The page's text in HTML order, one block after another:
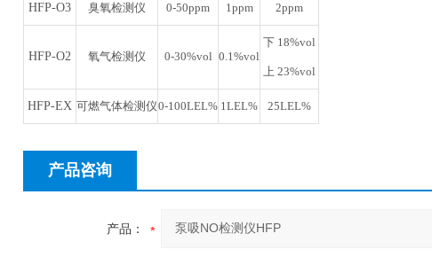
HFP-O3 臭氧检测仪 0-50ppm 1ppm 2ppm
HFP-O2 氧气检测仪 0-30%vol 0.1%vol
下 18%vol
上 23%vol
HFP-EX 可燃气体检测仪0-100LEL% 1LEL% 25LEL%
产品咨询
产品：